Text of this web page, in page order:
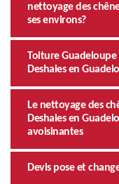
nettoyage des
ses environs?
Toiture
Deshaies en
Le nettoyage des
Deshaies en
avoisinantes
Devis pose et